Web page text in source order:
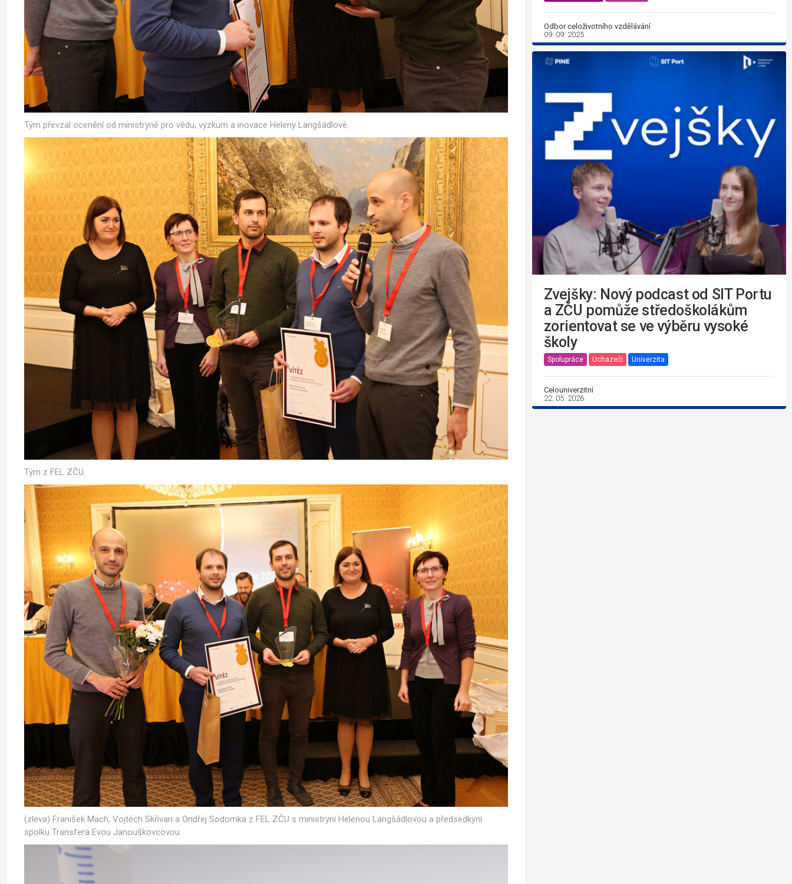
Tým převzal ocenění od ministryně pro vědu, výzkum a inovace Heleny Langšádlové.
Tým z FEL ZČU.
(zleva) Franišek Mach, Vojtěch Skřivan a Ondřej Sodomka z FEL ZČU s ministryní Helenou Langšádlovou a předsedkyní
spolku Transfera Evou Janouškovcovou
Odbor celoživotního vzdělávání
09. 09. 2025
Zvejšky: Nový podcast od SIT Portu
a ZČU pomůže středoškolákům
zorientovat se ve výběru vysoké
školy
Spolupráce Uchazeči Univerzita
Celouniverzitní
22. 05. 2026